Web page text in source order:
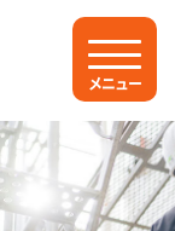
メニュー